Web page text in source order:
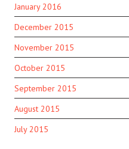
January 2016
December 2015
November 2015
October 2015
September 2015
August 2015
July 2015